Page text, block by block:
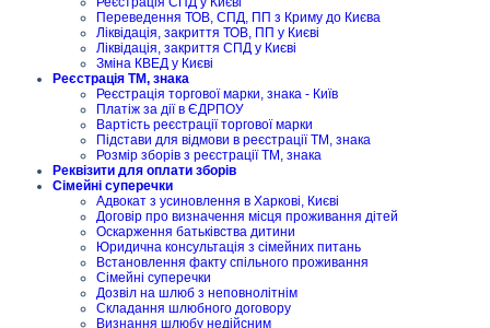
Переведення ТОВ, СПД, ПП з Криму до Києва
Ліквідація, закриття ТОВ, ПП у Києві
Ліквідація, закриття СПД у Києві
Зміна КВЕД у Києві
Реєстрація ТМ, знака
Реєстрація торгової марки, знака - Київ
Платіж за дії в ЄДРПОУ
Вартість реєстрації торгової марки
Підстави для відмови в реєстрації ТМ, знака
Розмір зборів з реєстрації ТМ, знака
Реквізити для оплати зборів
Сімейні суперечки
Адвокат з усиновлення в Харкові, Києві
Договір про визначення місця проживання дітей
Оскарження батьківства дитини
Юридична консультація з сімейних питань
Встановлення факту спільного проживання
Сімейні суперечки
Дозвіл на шлюб з неповнолітнім
Складання шлюбного договору
Визнання шлюбу недійсним